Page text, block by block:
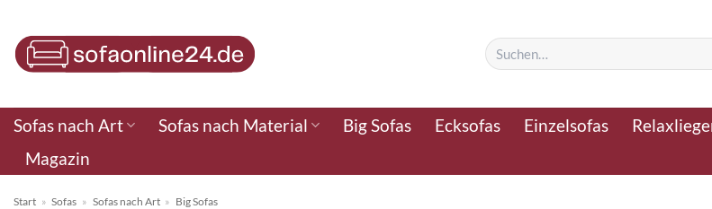
Inhalt
springen
Suchen
nach:
Sofas nach Art Sofas nach Material Big Sofas Ecksofas Einzelsofas
Magazin
Start » Sofas » Sofas nach Art » Big Sofas